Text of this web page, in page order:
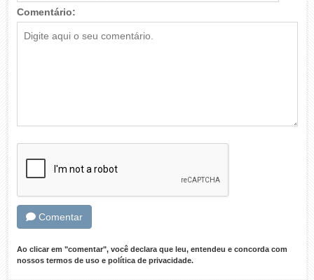
Comentário:
Comentar
Ao clicar em "comentar", você declara que leu, entendeu e concorda com
nossos termos de usoe política de privacidade.